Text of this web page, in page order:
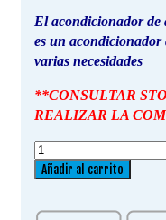
El acondicionador de
es un acondicionador
varias necesidades
**CONSULTAR
REALIZAR LA
Aire
acondicionado
TOYOTOMI
Añadir al carrito